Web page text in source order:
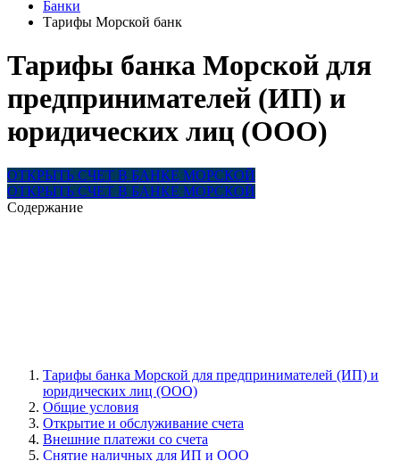
Банки
Тарифы Морской банк
Тарифы банка Морской для
предпринимателей (ИП) и
юридических лиц (ООО)
ОТКРЫТЬ СЧЕТ В БАНКЕ МОРСКОЙ
ОТКРЫТЬ СЧЕТ В БАНКЕ МОРСКОЙ
Содержание
Тарифы банка Морской для предпринимателей (ИП) и
юридических лиц (ООО)
Общие условия
Открытие и обслуживание счета
Внешние платежи со счета
Снятие наличных для ИП и ООО